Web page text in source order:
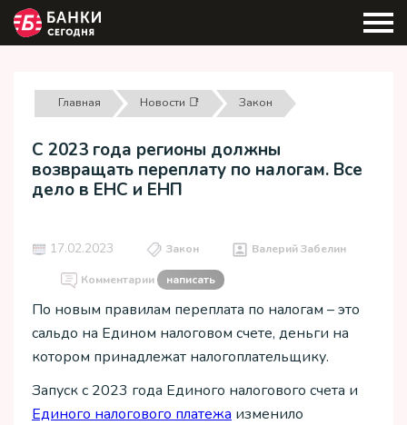
Главная Новости 📑 Закон
С 2023 года регионы должны
возвращать переплату по налогам. Все
дело в ЕНС и ЕНП
17.02.2023 Закон Валерий Забелин
Комментарии написать
По новым правилам переплата по налогам – это
сальдо на Едином налоговом счете, деньги на
котором принадлежат налогоплательщику.
Запуск с 2023 года Единого налогового счета и
Единого налогового платежа изменило